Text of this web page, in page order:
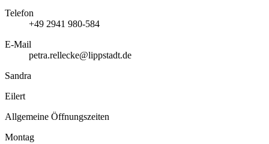
Telefon
+49 2941 980-584
E-Mail
petra.rellecke@lippstadt.de
Sandra
Eilert
Allgemeine Öffnungszeiten
Montag